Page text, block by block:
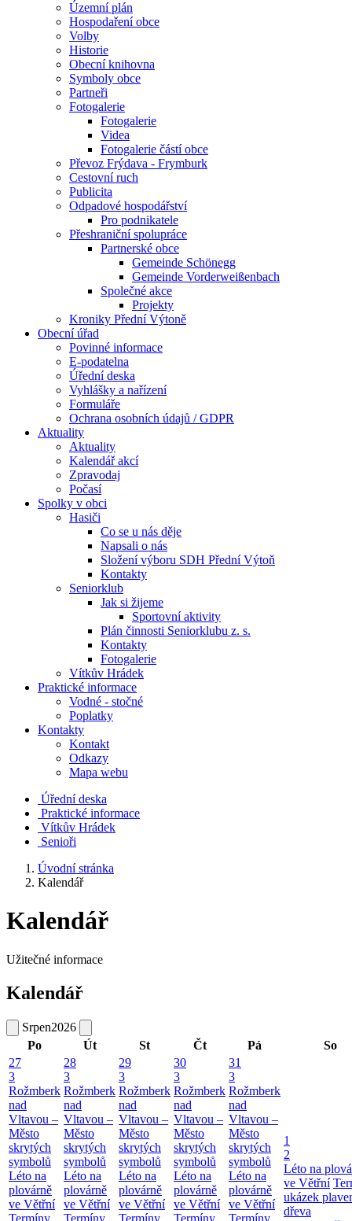
Územní plán
Hospodaření obce
Volby
Historie
Obecní knihovna
Symboly obce
Partneři
Fotogalerie
Fotogalerie
Videa
Fotogalerie částí obce
Převoz Frýdava - Frymburk
Cestovní ruch
Publicita
Odpadové hospodářství
Pro podnikatele
Přeshraniční spolupráce
Partnerské obce
Gemeinde Schönegg
Gemeinde Vorderweißenbach
Společné akce
Projekty
Kroniky Přední Výtoně
Obecní úřad
Povinné informace
E-podatelna
Úřední deska
Vyhlášky a nařízení
Formuláře
Ochrana osobních údajů / GDPR
Aktuality
Aktuality
Kalendář akcí
Zpravodaj
Počasí
Spolky v obci
Hasiči
Co se u nás děje
Napsali o nás
Složení výboru SDH Přední Výtoň
Kontakty
Seniorklub
Jak si žijeme
Sportovní aktivity
Plán činnosti Seniorklubu z. s.
Kontakty
Fotogalerie
Vítkův Hrádek
Praktické informace
Vodné - stočné
Poplatky
Kontakty
Kontakt
Odkazy
Mapa webu
Úřední deska
Praktické informace
Vítkův Hrádek
Senioři
Úvodní stránka
Kalendář
Kalendář
Užitečné informace
Kalendář
Srpen2026
Po
Út St Čt Pá
So
27
3
Rožmberk
nad
Vltavou –
Město
skrytých
symbolů
Léto na
plovárně
ve Větřní
Termíny
28
3
Rožmberk
nad
Vltavou –
Město
skrytých
symbolů
Léto na
plovárně
ve Větřní
Termíny
29
3
Rožmberk
nad
Vltavou –
Město
skrytých
symbolů
Léto na
plovárně
ve Větřní
Termíny
30
3
Rožmberk
nad
Vltavou –
Město
skrytých
symbolů
Léto na
plovárně
ve Větřní
Termíny
31
3
Rožmberk
nad
Vltavou –
Město
skrytých
symbolů
Léto na
plovárně
ve Větřní
Termíny
1
2
Léto na
ve Větřní
ukázek
dřeva